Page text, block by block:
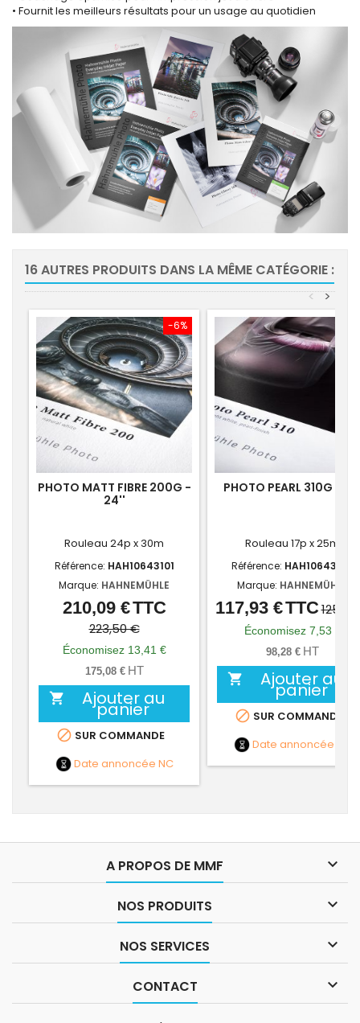
• Fournit les meilleurs résultats pour un usage au quotidien
16 AUTRES PRODUITS DANS LA MÊME CATÉGORIE :
>
<
-6%
PHOTO MATT FIBRE 200G -
24''
Rouleau 24p x 30m
Référence: HAH10643101
Marque: HAHNEMÜHLE
Prix
Prix
de
base
210,09 €TTC
223,50 €
Économisez 13,41 €
175,08 € HT
 Ajouter au
panier
 SUR COMMANDE
Date annoncée NC
PHOTO PEARL 310G -
Rouleau 17p x 25m
Référence: HAH10643220
Marque: HAHNEMÜHLE
Prix
Prix
de
base
117,93 €TTC
Économisez 7,53 €
98,28 € HT
 Ajouter au
panier
 SUR COMMANDE
Date annoncée
A PROPOS DE MMF 
NOS PRODUITS 
NOS SERVICES 
CONTACT 